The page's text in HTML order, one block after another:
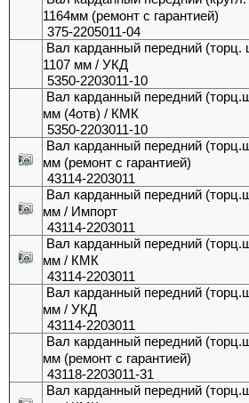
1164мм (ремонт с гарантией)
375-2205011-04
Вал карданный передний (торц.
1107 мм / УКД
5350-2203011-10
Вал карданный передний
мм (4отв) / КМК
5350-2203011-10
Вал карданный передний
мм (ремонт с гарантией)
43114-2203011
Вал карданный передний
мм / Импорт
43114-2203011
Вал карданный передний
мм / КМК
43114-2203011
Вал карданный передний
мм / УКД
43114-2203011
Вал карданный передний
мм (ремонт с гарантией)
43118-2203011-31
Вал карданный передний